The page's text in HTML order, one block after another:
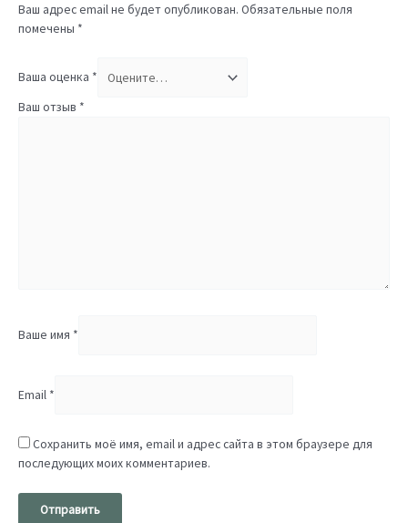
Ваш адрес email не будет опубликован. Обязательные поля
помечены *
Ваша оценка *
Ваш отзыв *
Ваше имя *
Email *
Сохранить моё имя, email и адрес сайта в этом браузере для
последующих моих комментариев.